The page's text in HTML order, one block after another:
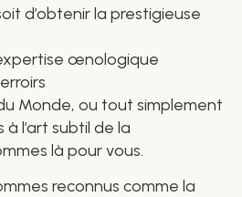
d’obtenir la prestigieuse
œnologique
Monde, ou tout simplement
à l’art subtil de la
là pour vous.
reconnus comme la